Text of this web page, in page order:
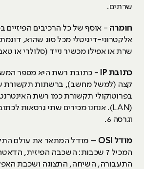
שרתים.
חומרה - אוסף של כל הרכיבים
אלקטרוני-דיגיטלי מכל סוג שהוא,
שרת או אפילו מכשיר נייד (סלולרי או
כתובת IP
- כתובת רשת היא מספר
קצה (למשל מחשב), ברשתות תקשורת
בפרוטוקולי תקשורת כמו רשת
וגרסה 6.
מודל OSI – מודל המתאר את עולם
המכיל 7 שכבות: השכבה הפיזית,
התעבורה, השיחה, התצוגה ושכבת